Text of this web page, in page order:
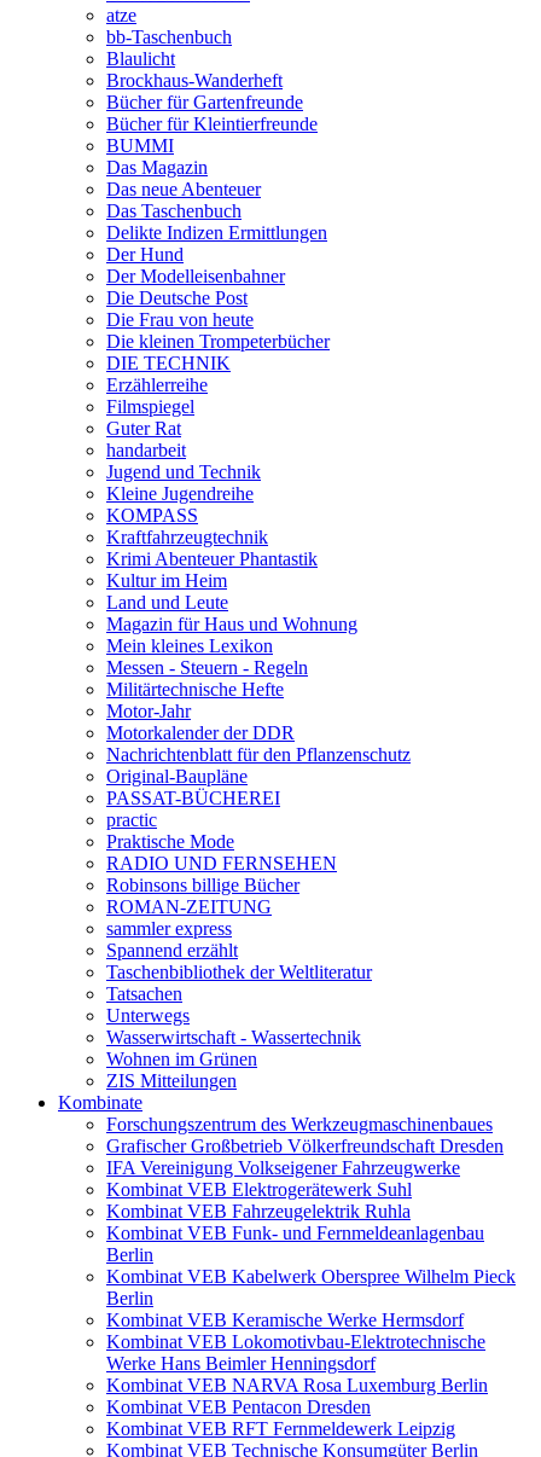
atze
bb-Taschenbuch
Blaulicht
Brockhaus-Wanderheft
Bücher für Gartenfreunde
Bücher für Kleintierfreunde
BUMMI
Das Magazin
Das neue Abenteuer
Das Taschenbuch
Delikte Indizen Ermittlungen
Der Hund
Der Modelleisenbahner
Die Deutsche Post
Die Frau von heute
Die kleinen Trompeterbücher
DIE TECHNIK
Erzählerreihe
Filmspiegel
Guter Rat
handarbeit
Jugend und Technik
Kleine Jugendreihe
KOMPASS
Kraftfahrzeugtechnik
Krimi Abenteuer Phantastik
Kultur im Heim
Land und Leute
Magazin für Haus und Wohnung
Mein kleines Lexikon
Messen - Steuern - Regeln
Militärtechnische Hefte
Motor-Jahr
Motorkalender der DDR
Nachrichtenblatt für den Pflanzenschutz
Original-Baupläne
PASSAT-BÜCHEREI
practic
Praktische Mode
RADIO UND FERNSEHEN
Robinsons billige Bücher
ROMAN-ZEITUNG
sammler express
Spannend erzählt
Taschenbibliothek der Weltliteratur
Tatsachen
Unterwegs
Wasserwirtschaft - Wassertechnik
Wohnen im Grünen
ZIS Mitteilungen
Kombinate
Forschungszentrum des Werkzeugmaschinenbaues
Grafischer Großbetrieb Völkerfreundschaft Dresden
IFA Vereinigung Volkseigener Fahrzeugwerke
Kombinat VEB Elektrogerätewerk Suhl
Kombinat VEB Fahrzeugelektrik Ruhla
Kombinat VEB Funk- und Fernmeldeanlagenbau
Berlin
Kombinat VEB Kabelwerk Oberspree Wilhelm Pieck
Berlin
Kombinat VEB Keramische Werke Hermsdorf
Kombinat VEB Lokomotivbau-Elektrotechnische
Werke Hans Beimler Henningsdorf
Kombinat VEB NARVA Rosa Luxemburg Berlin
Kombinat VEB Pentacon Dresden
Kombinat VEB RFT Fernmeldewerk Leipzig
Kombinat VEB Technische Konsumgüter Berlin